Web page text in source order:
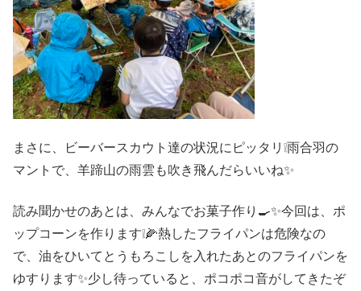
まさに、ビーバースカウト達の状況にピッタリ❕雨合羽の
マントで、羊蹄山の雨雲も吹き飛んだらいいね✨
読み聞かせのあとは、みんなでお菓子作り🍳✨今回は、ポ
ップコーンを作ります❕🌽熱したフライパンは危険なの
で、油をひいてとうもろこしを入れたあとのフライパンを
ゆすります✨少し待っていると、ポコポコ音がしてきたぞ